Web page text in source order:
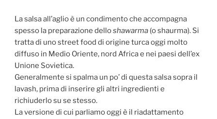
La salsa all’aglio è un condimento che accompagna
spesso la preparazione delloshawarma (o shaurma). Si
tratta di uno street food di origine turca oggi molto
diffuso in Medio Oriente, nord Africa e nei paesi dell’ex
Unione Sovietica.
Generalmente si spalma un po’ di questa salsa sopra il
lavash, prima di inserire gli altri ingredienti e
richiuderlo su se stesso.
La versione di cui parliamo oggi è il riadattamento